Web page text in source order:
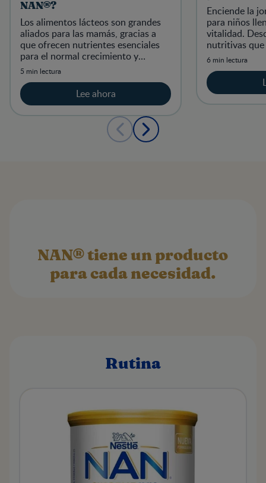
NAN®?
Los alimentos lácteos son grandes
aliados para las mamás, gracias a
que ofrecen nutrientes esenciales
para el normal crecimiento y
desarrollo de sus hijos.
5 min lectura
Lee ahora
Enciende la
para niños
vitalidad.
nutritivas que
mañana sea
6 min lectura
NAN® tiene un producto
para cada necesidad.
Rutina